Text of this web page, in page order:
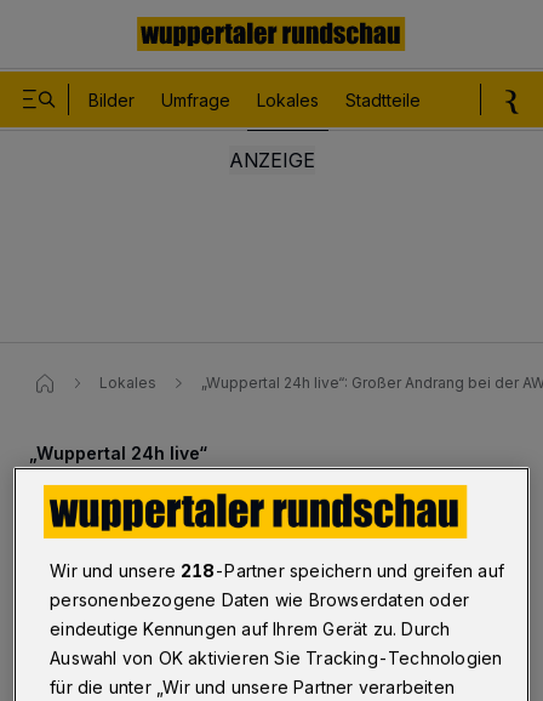
Bilder Umfrage Lokales Stadtteile
Lokales „Wuppertal 24h live“: Großer Andrang bei der
„Wuppertal 24h live“
Großer Andrang bei der AWG
Wuppertal·Auch die Abfallwirtschaftsgesellschaft
(AWG) hatte im Rahmen von „Wuppertal 24h live“
eingeladen.
Wir und unsere 218-Partner speichern und greifen auf
personenbezogene Daten wie Browserdaten oder
eindeutige Kennungen auf Ihrem Gerät zu. Durch
Auswahl von OK aktivieren Sie Tracking-Technologien
für die unter „Wir und unsere Partner verarbeiten